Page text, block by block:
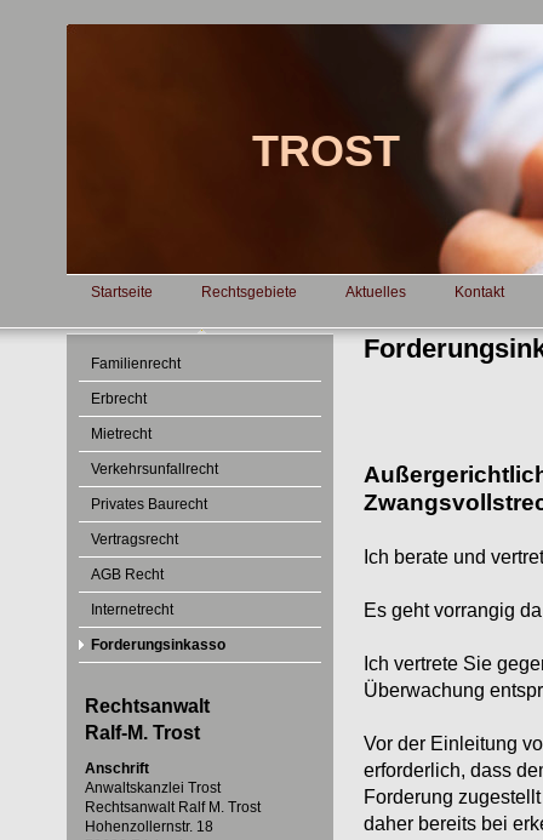
TROST
Startseite Rechtsgebiete Aktuelles Kontakt
Familienrecht
Erbrecht
Mietrecht
Verkehrsunfallrecht
Privates Baurecht
Vertragsrecht
AGB Recht
Internetrecht
Forderungsinkasso
Rechtsanwalt
Ralf-M. Trost
Anschrift
Anwaltskanzlei Trost
Rechtsanwalt Ralf M. Trost
Hohenzollernstr. 18
Ich berate und
Es geht vorrangig
Ich vertrete Sie
Überwachung
Vor der Einleitung
erforderlich, dass
Forderung
daher bereits bei